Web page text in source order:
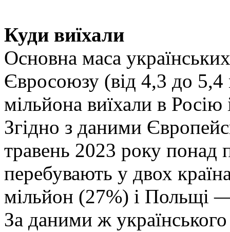
Куди виїхали
Основна маса
Євросоюзу (від 4,3 до
мільйона виїхали в Росію
Згідно з даними
травень 2023 року понад
перебувають у двох
мільйон (27%) і Польщі
За даними ж